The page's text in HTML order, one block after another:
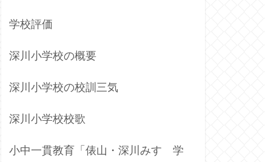
学校評価
深川小学校の概要
深川小学校の校訓三気
深川小学校校歌
小中一貫教育「俵山・深川みすゞ学